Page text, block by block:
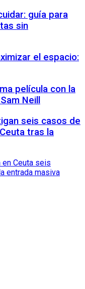
guía para
sin
el espacio:
película con la
Neill
seis casos de
tras la